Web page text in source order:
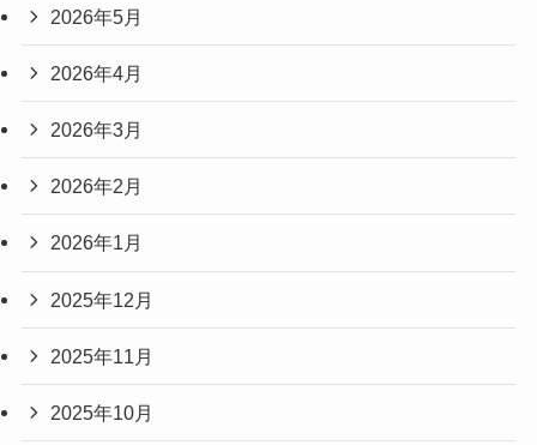
2026年5月
2026年4月
2026年3月
2026年2月
2026年1月
2025年12月
2025年11月
2025年10月